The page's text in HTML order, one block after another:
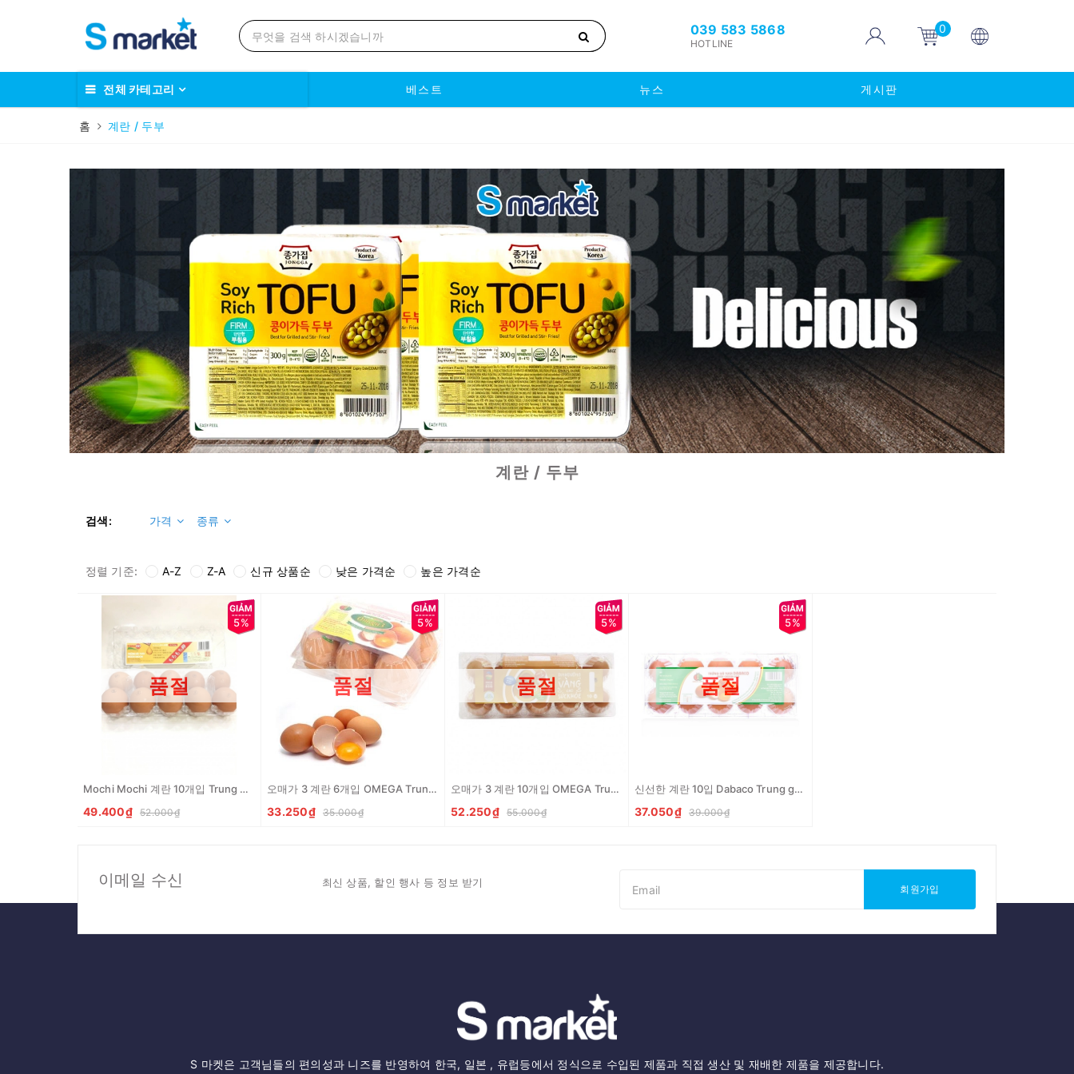
039 583 5868
HOTLINE
0
전체 카테고리 베스트 뉴스 게시판
홈 계란 / 두부
계란 / 두부
검색: 가격 종류
정렬 기준: A-Z Z-A 신규 상품순 낮은 가격순 높은 가격순
5%
품절
Mochi Mochi 계란 10개입 Trung ga tuoi Mochi Mochi vi 10 qua
49.400₫ 52.000₫
5%
품절
오매가 3 계란 6개입 OMEGA Trung ga vi 6
33.250₫ 35.000₫
5%
품절
오매가 3 계란 10개입 OMEGA Trung ga vi 10
52.250₫ 55.000₫
5%
품절
신선한 계란 10입 Dabaco Trung ga tuoi vi 10 qua
37.050₫ 39.000₫
이메일 수신 최신 상품, 할인 행사 등 정보 받기
회원가입
S 마켓은 고객님들의 편의성과 니즈를 반영하여 한국, 일본 , 유럽등에서 정식으로 수입된 제품과 직접 생산 및 재배한 제품을 제공합니다.